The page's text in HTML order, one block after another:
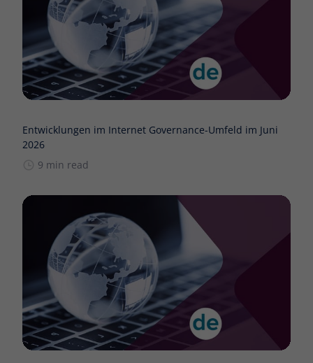
Entwicklungen im Internet Governance-Umfeld im Juni
2026
9 min read